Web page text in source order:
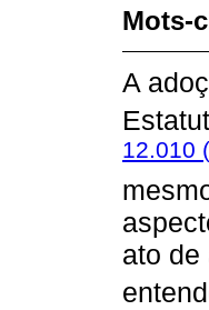
Mots-
A
12.010
ato de